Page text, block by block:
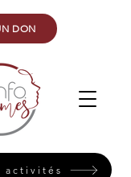
DON
activités